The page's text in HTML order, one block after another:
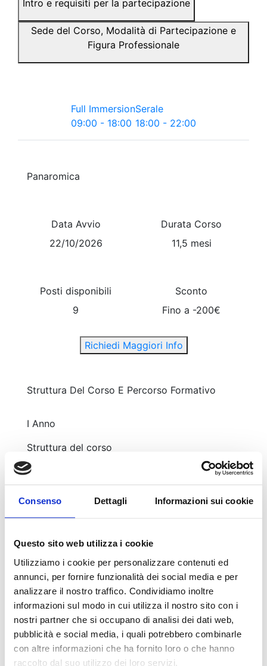
Consenso Dettagli Informazioni sui cookie
Questo sito web utilizza i cookie
Utilizziamo i cookie per personalizzare contenuti ed
annunci, per fornire funzionalità dei social media e per
analizzare il nostro traffico. Condividiamo inoltre
informazioni sul modo in cui utilizza il nostro sito con i
nostri partner che si occupano di analisi dei dati web,
pubblicità e social media, i quali potrebbero combinarle
con altre informazioni che ha fornito loro o che hanno
raccolto dal suo utilizzo dei loro servizi.
Intro e requisiti per la partecipazione
Sede del Corso, Modalità di Partecipazione e
Figura Professionale
Full Immersion
09:00 - 18:00
Serale
18:00 - 22:00
Panaromica
Data Avvio
22/10/2026
Durata Corso
11,5 mesi
Posti disponibili
9
Sconto
Fino a -200€
Richiedi Maggiori Info
Struttura Del Corso E Percorso Formativo
I Anno
Struttura del corso
• Aula/laboratorio numero ore 900.
• Stage, numero ore 150 (presso negozi e
saloni indicati dall’Ente).
• 5 mesi in aula/laboratorio + 1 mese di
stage/tirocinio.
II Anno
Struttura del corso